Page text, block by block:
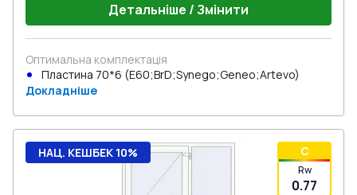
Детальніше / Змінити
Оптимальна комплектація
Пластина 70*6 (E60;BrD;Synego;Geneo;Artevo)
Докладніше
C
Rw
0.77
НАЦ. КЕШБЕК 10%